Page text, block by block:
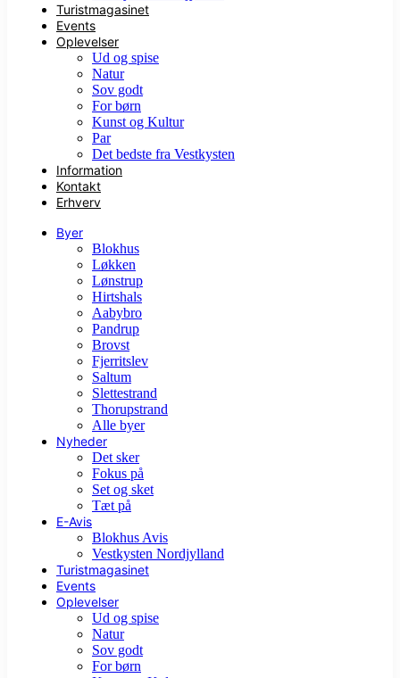
Turistmagasinet
Events
Oplevelser
Ud og spise
Natur
Sov godt
For børn
Kunst og Kultur
Par
Det bedste fra Vestkysten
Information
Kontakt
Erhverv
Byer
Blokhus
Løkken
Lønstrup
Hirtshals
Aabybro
Pandrup
Brovst
Fjerritslev
Saltum
Slettestrand
Thorupstrand
Alle byer
Nyheder
Det sker
Fokus på
Set og sket
Tæt på
E-Avis
Blokhus Avis
Vestkysten Nordjylland
Turistmagasinet
Events
Oplevelser
Ud og spise
Natur
Sov godt
For børn